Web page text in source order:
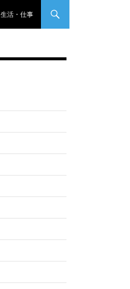
生活・仕事